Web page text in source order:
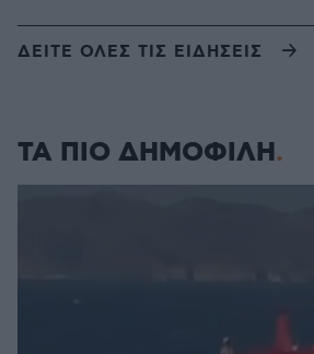
ΔΕΙΤΕ ΟΛΕΣ ΤΙΣ ΕΙΔΗΣΕΙΣ
ΤΑ ΠΙΟ ΔΗΜΟΦΙΛΗ